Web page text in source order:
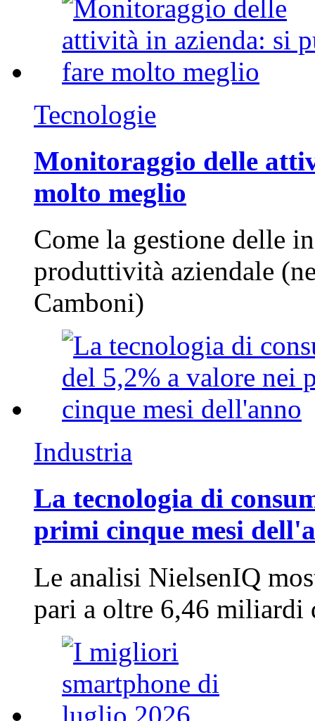
Tecnologie
Monitoraggio delle
molto meglio
Come la gestione delle
produttività aziendale
Camboni)
Industria
La tecnologia di
primi cinque mesi
Le analisi NielsenIQ
pari a oltre 6,46